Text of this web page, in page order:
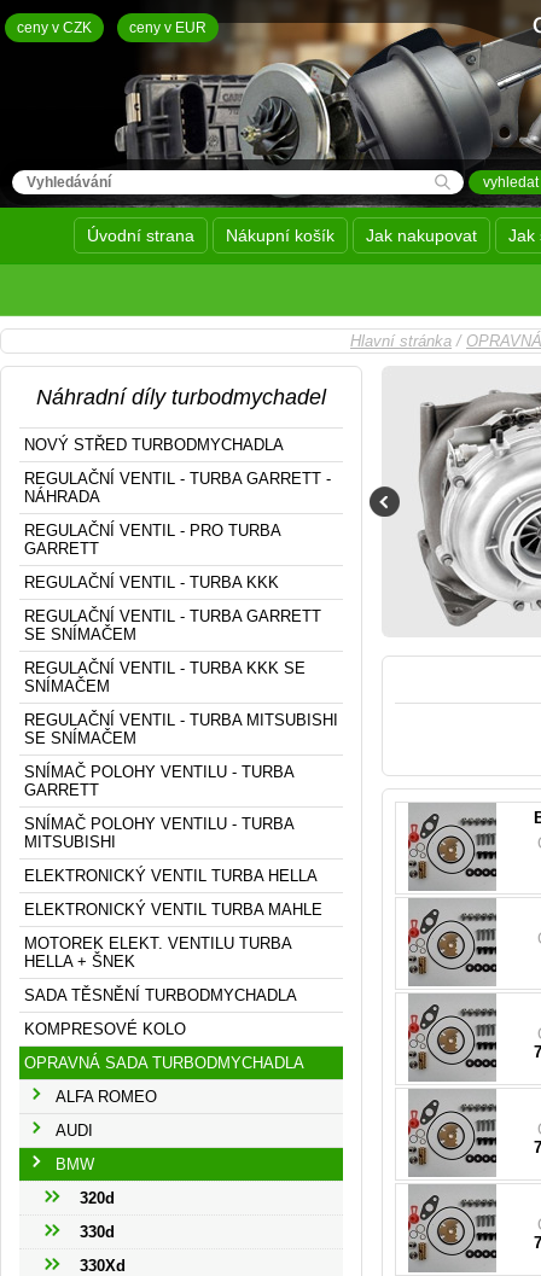
ceny v CZK ceny v EUR
Úvodní strana Nákupní košík Jak nakupovat Jak
Hlavní stránka /
Náhradní díly turbodmychadel
NOVÝ STŘED TURBODMYCHADLA
REGULAČNÍ VENTIL - TURBA GARRETT -
NÁHRADA
REGULAČNÍ VENTIL - PRO TURBA
GARRETT
REGULAČNÍ VENTIL - TURBA KKK
REGULAČNÍ VENTIL - TURBA GARRETT
SE SNÍMAČEM
REGULAČNÍ VENTIL - TURBA KKK SE
SNÍMAČEM
REGULAČNÍ VENTIL - TURBA MITSUBISHI
SE SNÍMAČEM
SNÍMAČ POLOHY VENTILU - TURBA
GARRETT
SNÍMAČ POLOHY VENTILU - TURBA
MITSUBISHI
ELEKTRONICKÝ VENTIL TURBA HELLA
ELEKTRONICKÝ VENTIL TURBA MAHLE
MOTOREK ELEKT. VENTILU TURBA
HELLA + ŠNEK
SADA TĚSNĚNÍ TURBODMYCHADLA
KOMPRESOVÉ KOLO
OPRAVNÁ SADA TURBODMYCHADLA
ALFA ROMEO
AUDI
BMW
320d
330d
330Xd